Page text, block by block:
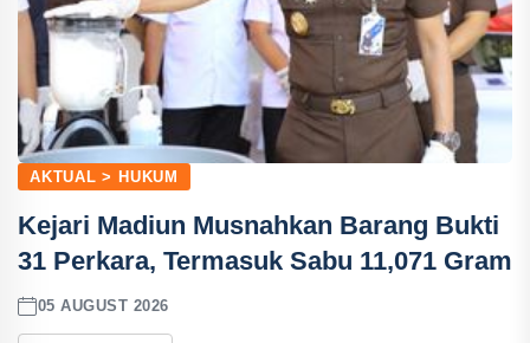
AKTUAL > HUKUM
Kejari Madiun Musnahkan Barang Bukti
31 Perkara, Termasuk Sabu 11,071 Gram
05 AUGUST 2026